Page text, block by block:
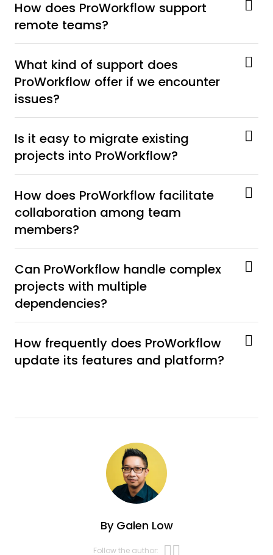
How does ProWorkflow support
remote teams?
What kind of support does
ProWorkflow offer if we encounter
issues?
Is it easy to migrate existing
projects into ProWorkflow?
How does ProWorkflow facilitate
collaboration among team
members?
Can ProWorkflow handle complex
projects with multiple
dependencies?
How frequently does ProWorkflow
update its features and platform?
ByGalen Low
Follow the author: Opens new